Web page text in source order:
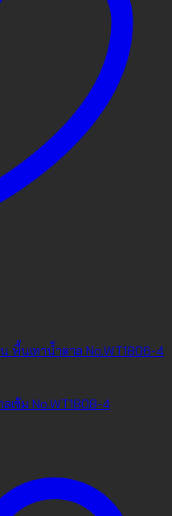
น พื้นเทาน้ำตาล No.WT1806-4